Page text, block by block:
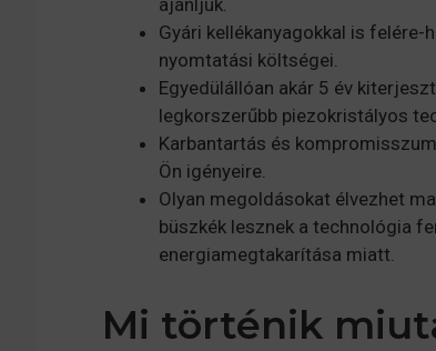
Gyári kellékanyagokkal is felére-
nyomtatási költségei.
Egyedülállóan akár 5 év
legkorszerűbb piezokristályos
Karbantartás és
Ön igényeire.
Olyan megoldásokat élvezhet
büszkék lesznek a technológia
energiamegtakarítása miatt.
Mi történik